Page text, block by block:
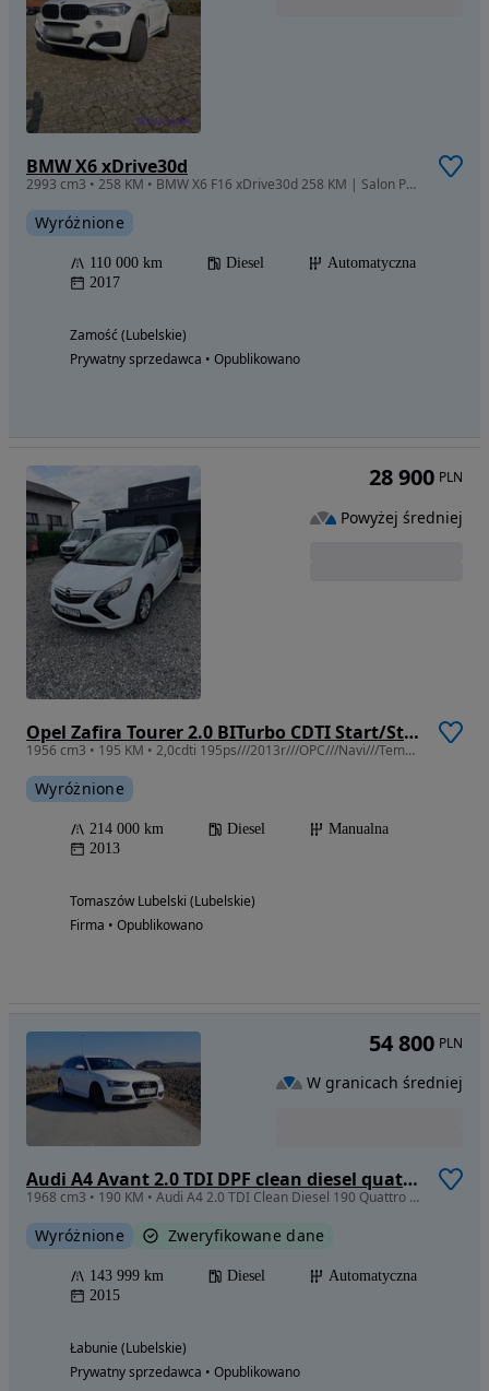
BMW X6 xDrive30d
2993 cm3 • 258 KM • BMW X6 F16 xDrive30d 258 KM | Salon Polska | Bezwypadkowy | Zadbany
Wyróżnione
110 000 km Diesel
Automatyczna
2017
Zamość (Lubelskie)
Prywatny sprzedawca • Opublikowano
Opel Zafira Tourer 2.0 BITurbo CDTI Start/Stop Innovation
1956 cm3 • 195 KM • 2,0cdti 195ps///2013r///OPC///Navi///Tempomat///PDC!
Wyróżnione
214 000 km Diesel
Manualna
2013
Tomaszów Lubelski (Lubelskie)
Firma • Opublikowano
28 900 PLN
Powyżej średniej
Audi A4 Avant 2.0 TDI DPF clean diesel quattro S tronic S line Sportpaket
1968 cm3 • 190 KM • Audi A4 2.0 TDI Clean Diesel 190 Quattro S-Tronic
Wyróżnione Zweryfikowane dane
143 999 km Diesel
Automatyczna
2015
Łabunie (Lubelskie)
Prywatny sprzedawca • Opublikowano
54 800 PLN
W granicach średniej